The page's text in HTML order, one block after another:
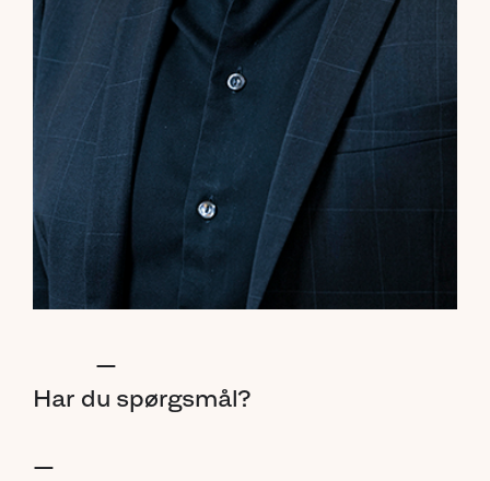
—
Har du spørgsmål?
—